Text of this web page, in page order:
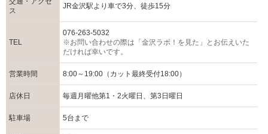
ス
JR金沢駅より車で3分、徒歩15分
TEL
076-263-5032
※お問い合わせの際は「金沢ラボ！を見た」とお伝えいた
だければ幸いです。
営業時間 8:00～19:00（カット最終受付18:00）
店休日 毎週月曜他第1・2火曜日、第3日曜日
駐車場 5台まで